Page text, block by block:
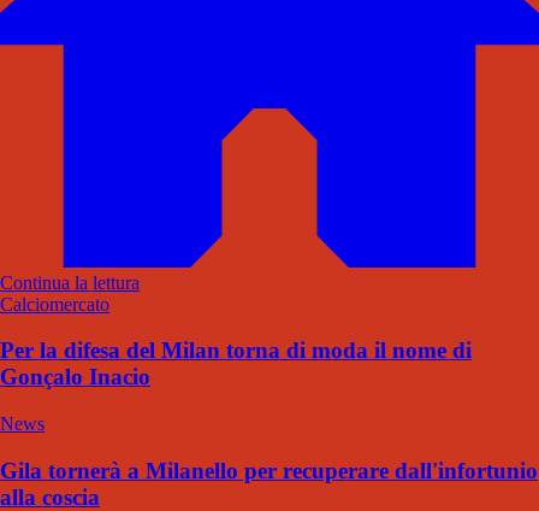
Continua la lettura
Calciomercato
Per la difesa del Milan torna di moda il nome di
Gonçalo Inacio
News
Gila tornerà a Milanello per recuperare dall'infortunio
alla coscia